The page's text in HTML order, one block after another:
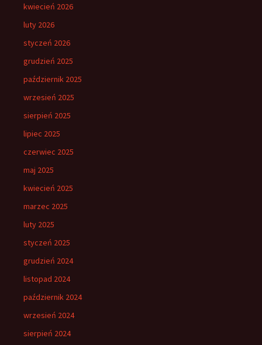
kwiecień 2026
luty 2026
styczeń 2026
grudzień 2025
październik 2025
wrzesień 2025
sierpień 2025
lipiec 2025
czerwiec 2025
maj 2025
kwiecień 2025
marzec 2025
luty 2025
styczeń 2025
grudzień 2024
listopad 2024
październik 2024
wrzesień 2024
sierpień 2024